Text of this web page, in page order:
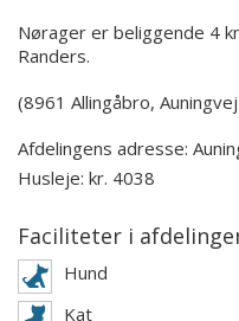
Nørager er beliggende 4
Randers.
(8961 Allingåbro,
Afdelingens adresse:
Husleje: kr. 4038
Faciliteter i
Hund
Kat